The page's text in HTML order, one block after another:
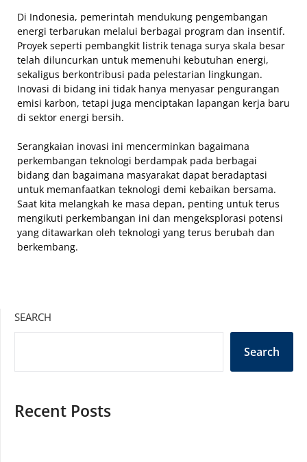
Di Indonesia, pemerintah mendukung pengembangan
energi terbarukan melalui berbagai program dan insentif.
Proyek seperti pembangkit listrik tenaga surya skala besar
telah diluncurkan untuk memenuhi kebutuhan energi,
sekaligus berkontribusi pada pelestarian lingkungan.
Inovasi di bidang ini tidak hanya menyasar pengurangan
emisi karbon, tetapi juga menciptakan lapangan kerja baru
di sektor energi bersih.
Serangkaian inovasi ini mencerminkan bagaimana
perkembangan teknologi berdampak pada berbagai
bidang dan bagaimana masyarakat dapat beradaptasi
untuk memanfaatkan teknologi demi kebaikan bersama.
Saat kita melangkah ke masa depan, penting untuk terus
mengikuti perkembangan ini dan mengeksplorasi potensi
yang ditawarkan oleh teknologi yang terus berubah dan
berkembang.
SEARCH
Search
Recent Posts